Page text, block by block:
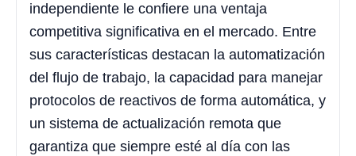
independiente le confiere una ventaja
competitiva significativa en el mercado. Entre
sus características destacan la automatización
del flujo de trabajo, la capacidad para manejar
protocolos de reactivos de forma automática, y
un sistema de actualización remota que
garantiza que siempre esté al día con las